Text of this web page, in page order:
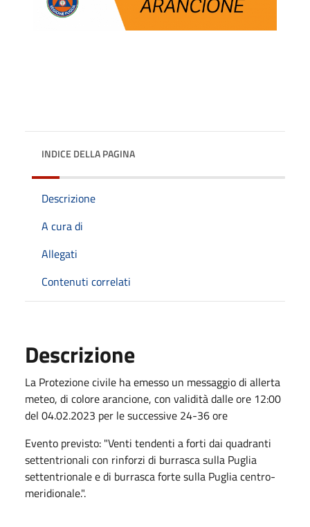
INDICE DELLA PAGINA
Descrizione
A cura di
Allegati
Contenuti correlati
Descrizione
La Protezione civile ha emesso un messaggio di allerta
meteo, di colore arancione, con validità dalle ore 12:00
del 04.02.2023 per le successive 24-36 ore
Evento previsto: "Venti tendenti a forti dai quadranti
settentrionali con rinforzi di burrasca sulla Puglia
settentrionale e di burrasca forte sulla Puglia centro-
meridionale.".